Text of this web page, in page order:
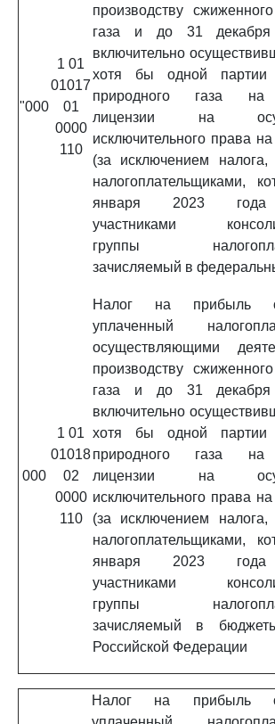
"000
1 01
01017
01
0000
110
производству
газа и до 31
включительно
хотя бы одной партии
природного газа на
лицензии на
исключительного права на
(за исключением налога,
налогоплательщиками,
января 2023 года
участниками
группы
зачисляемый в
000
1 01
01018
02
0000
110
Налог на прибыль
уплаченный
осуществляющими
производству
газа и до 31
включительно
хотя бы одной партии
природного газа на
лицензии на
исключительного права на
(за исключением налога,
налогоплательщиками,
января 2023 года
участниками
группы
зачисляемый в
Российской Федерации
Налог на прибыль